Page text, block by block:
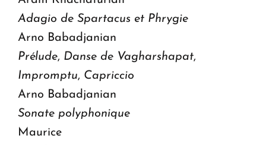
Adagio de Spartacus et Phrygie
Arno Babadjanian
Prélude, Danse de Vagharshapat,
Impromptu, Capriccio
Arno Babadjanian
Sonate polyphonique
Maurice